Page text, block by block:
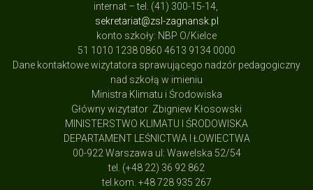
internat – tel. (41) 300-15-14,
sekretariat@zsl-zagnansk.pl
konto szkoły: NBP O/Kielce
51 1010 1238 0860 4613 9134 0000
Dane kontaktowe wizytatora sprawującego nadzór pedagogiczny
nad szkołą w imieniu
Ministra Klimatu i Środowiska
Główny wizytator Zbigniew Kłosowski
MINISTERSTWO KLIMATU I ŚRODOWISKA
DEPARTAMENT LEŚNICTWA I ŁOWIECTWA
00-922 Warszawa ul: Wawelska 52/54
tel. (+48 22) 36 92 862
tel.kom. +48 728 935 267